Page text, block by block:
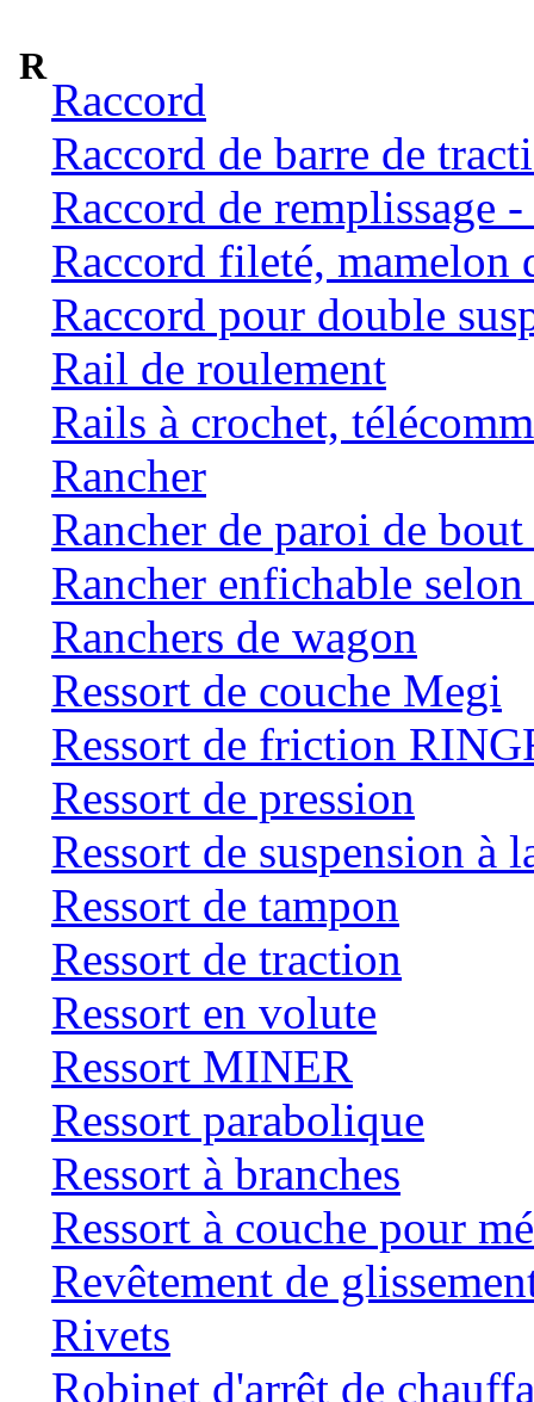
R
Raccord
Raccord de barre de
Raccord de remplissage
Raccord fileté, mamelon
Raccord pour double
Rail de roulement
Rails à crochet,
Rancher
Rancher de paroi de
Rancher enfichable
Ranchers de wagon
Ressort de couche Megi
Ressort de friction
Ressort de pression
Ressort de suspension à
Ressort de tampon
Ressort de traction
Ressort en volute
Ressort MINER
Ressort parabolique
Ressort à branches
Ressort à couche pour
Revêtement de
Rivets
Robinet d'arrêt de